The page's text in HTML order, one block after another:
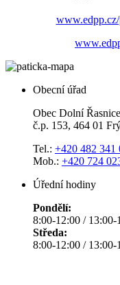
Obecní úřad
Obec Dolní Řasnice
č.p. 153, 464 01
Tel.: +420 482 341
Mob.: +420 724
Úřední hodiny
Pondělí:
8:00-12:00 / 13:00-
Středa:
8:00-12:00 / 13:00-